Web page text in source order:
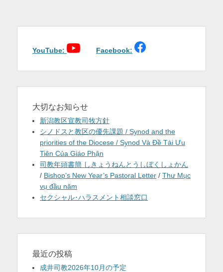
YouTube: Facebook:
大切なお知らせ
新潟教区宣教司牧方針
シノドスと教区の優先課題 / Synod and the
priorities of the Diocese / Synod Và Đề Tài Ưu
Tiên Của Giáo Phận
司教年頭書簡 しきょうねんとうしぼくしょかん
/ Bishop’s New Year’s Pastoral Letter / Thư Mục
vụ đầu năm
セクシャル･ハラスメント相談窓口
最近の投稿
成井司教2026年10月の予定